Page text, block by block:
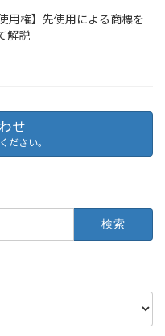
用権】先使用による商標を
解説
せ
ださい。